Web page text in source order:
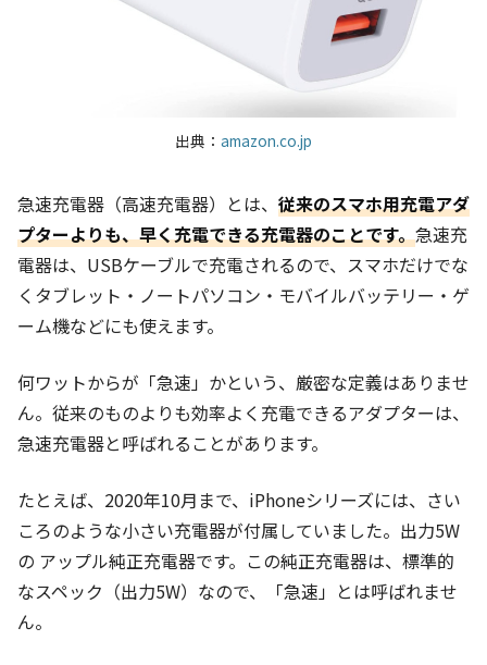
出典： amazon.co.jp
急速充電器（高速充電器）とは、 従来のスマホ用充電アダ
プターよりも、早く充電できる充電器のことです。急速充
電器は、USBケーブルで充電されるので、スマホだけでな
くタブレット・ノートパソコン・モバイルバッテリー・ゲ
ーム機などにも使えます。
何ワットからが「急速」かという、厳密な定義はありませ
ん。従来のものよりも効率よく充電できるアダプターは、
急速充電器と呼ばれることがあります。
たとえば、2020年10月まで、iPhoneシリーズには、さい
ころのような小さい充電器が付属していました。出力5W
の アップル純正充電器です。この純正充電器は、標準的
なスペック（出力5W）なので、「急速」とは呼ばれませ
ん。